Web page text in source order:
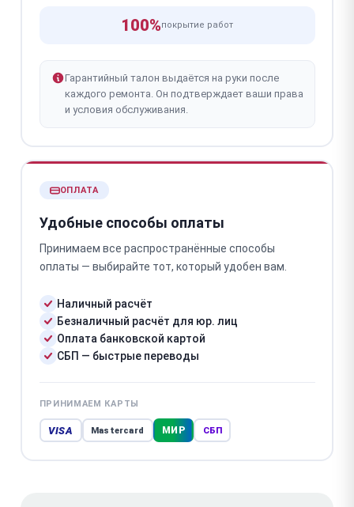
100%покрытие работ
Гарантийный талон выдаётся на руки после
каждого ремонта. Он подтверждает ваши права
и условия обслуживания.
ОПЛАТА
Удобные способы оплаты
Принимаем все распространённые способы
оплаты — выбирайте тот, который удобен вам.
Наличный расчёт
Безналичный расчёт для юр. лиц
Оплата банковской картой
СБП — быстрые переводы
ПРИНИМАЕМ КАРТЫ
VISA Mastercard МИР СБП